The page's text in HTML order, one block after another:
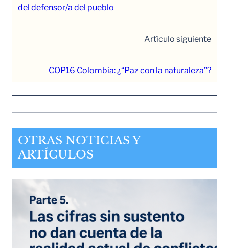
del defensor/a del pueblo
Artículo siguiente
COP16 Colombia: ¿“Paz con la naturaleza”?
OTRAS NOTICIAS Y
ARTÍCULOS